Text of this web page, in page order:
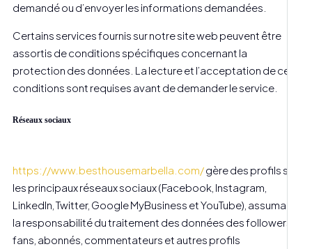
demandé ou d’envoyer les informations demandées.
Certains services fournis sur notre site web peuvent être
assortis de conditions spécifiques concernant la
protection des données. La lecture et l’acceptation de ces
conditions sont requises avant de demander le service.
Réseaux sociaux
https://www.besthousemarbella.com/gère des profils sur
les principaux réseaux sociaux (Facebook, Instagram,
LinkedIn, Twitter, Google MyBusiness et YouTube), assumant
la responsabilité du traitement des données des followers,
fans, abonnés, commentateurs et autres profils